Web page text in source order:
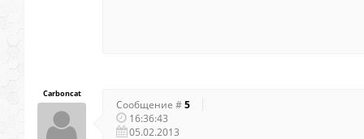
Carboncat
Сообщение #5
16:36:43
05.02.2013